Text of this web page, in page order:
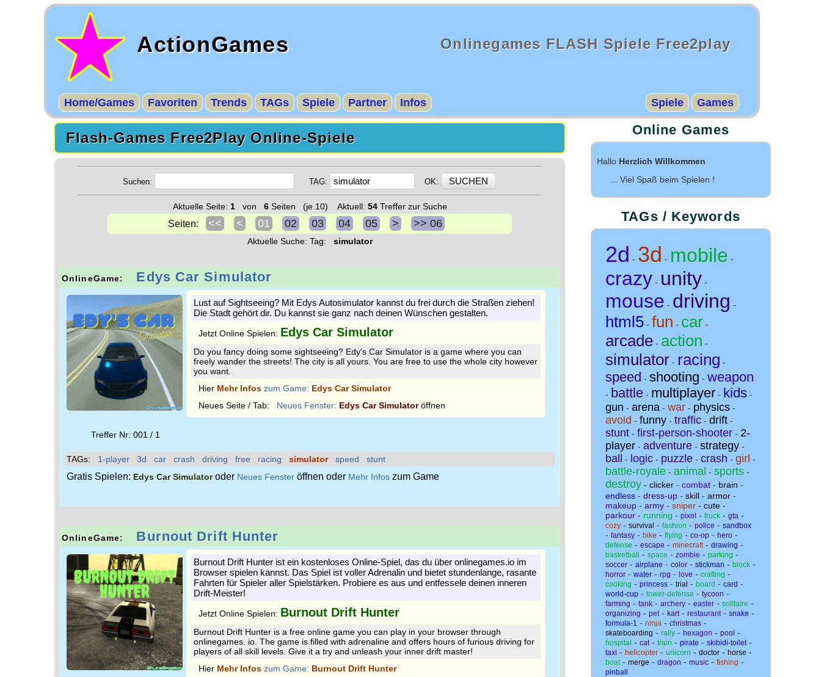
ActionGames Onlinegames FLASH Spiele Free2play
Home/Games Favoriten Trends TAGs Spiele Partner Infos Games
Spiele
Flash-Games Free2Play Online-Spiele
Suchen: TAG: OK:
Aktuelle Seite: 1von 6Seiten (je 10) Aktuell: 54Treffer zur Suche
Seiten: << < 01 02 03 04 05 > >> 06
Aktuelle Suche: Tag: simulator
OnlineGame: Edys Car Simulator
Treffer Nr: 001 / 1
Lust auf Sightseeing? Mit Edys Autosimulator kannst du frei durch die Straßen ziehen!
Die Stadt gehört dir. Du kannst sie ganz nach deinen Wünschen gestalten.
Jetzt Online Spielen: Edys Car Simulator
Do you fancy doing some sightseeing? Edy's Car Simulator is a game where you can
freely wander the streets! The city is all yours. You are free to use the whole city however
you want.
Hier Mehr Infos zum Game: Edys Car Simulator
Neues Seite / Tab: Neues Fenster: Edys Car Simulatoröffnen
TAGs: 1-player 3d car crash driving free racing simulator speed stunt
Gratis Spielen: Edys Car Simulatoroder Neues Fenster öffnen oder Mehr Infos zum Game
OnlineGame: Burnout Drift Hunter
Burnout Drift Hunter ist ein kostenloses Online-Spiel, das du über onlinegames.io im
Browser spielen kannst. Das Spiel ist voller Adrenalin und bietet stundenlange, rasante
Fahrten für Spieler aller Spielstärken. Probiere es aus und entfessele deinen inneren
Drift-Meister!
Jetzt Online Spielen: Burnout Drift Hunter
Burnout Drift Hunter is a free online game you can play in your browser through
onlinegames. io. The game is filled with adrenaline and offers hours of furious driving for
players of all skill levels. Give it a try and unleash your inner drift master!
Hier Mehr Infos zum Game: Burnout Drift Hunter
Online Games
Hallo Herzlich Willkommen
... Viel Spaß beim Spielen !
TAGs / Keywords
2d - 3d - mobile -
crazy - unity -
mouse - driving -
html5 - fun - car -
arcade - action -
simulator - racing -
speed - shooting - weapon
- battle - multiplayer - kids -
gun - arena - war - physics -
avoid - funny - traffic - drift -
stunt - first-person-shooter - 2-
player - adventure - strategy -
ball - logic - puzzle - crash - girl -
battle-royale - animal - sports -
destroy - clicker - combat - brain -
endless - dress-up - skill - armor -
makeup - army - sniper - cute -
parkour - running - pixel - truck - gta -
cozy - survival - fashion - police - sandbox
- fantasy - bike - flying - co-op - hero -
defense - escape - minecraft- drawing -
basketball - space - zombie - parking -
soccer - airplane - color - stickman - block -
horror - water - rpg - love - crafting -
cooking - princess - trial - board - card -
world-cup - tower-defense - tycoon -
farming - tank - archery - easter - solitaire -
organizing - pet - kart - restaurant - snake -
formula-1 - ninja - christmas -
skateboarding - rally - hexagon - pool -
hospital - cat - train - pirate - skibidi-toilet -
taxi - helicopter - unicorn - doctor - horse -
boat - merge - dragon - music - fishing -
pinball